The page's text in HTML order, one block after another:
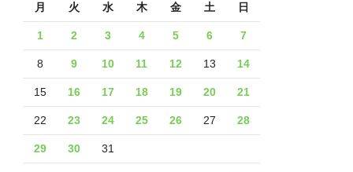
月 火 水 木 金 土 日
1 2 3 4 5 6 7
8 9 10 11 12 13 14
15 16 17 18 19 20 21
22 23 24 25 26 27 28
29 30 31